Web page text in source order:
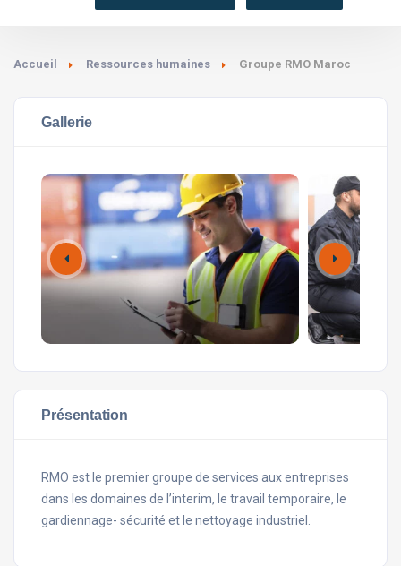
Accueil Ressources humaines Groupe RMO Maroc
Gallerie
Présentation
RMO est le premier groupe de services aux entreprises
dans les domaines de l’interim, le travail temporaire, le
gardiennage- sécurité et le nettoyage industriel.